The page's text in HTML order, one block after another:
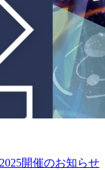
開催のお知らせ